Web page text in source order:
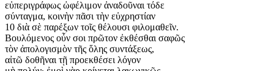
εὐπεριγράφως ὠφέλιμον ἀναδοῦναι τόδε
σύνταγμα, κοινὴν πᾶσι τὴν εὐχρηστίαν
10 διὰ σὲ παρέξων τοῖς θέλουσι φιλομαθεῖν.
Βουλόμενος οὖν σοι πρῶτον ἐκθέσθαι σαφῶς
τὸν ἀπολογισμὸν τῆς ὅλης συντάξεως,
αἰτῶ δοθῆναι τῇ προεκθέσει λόγον